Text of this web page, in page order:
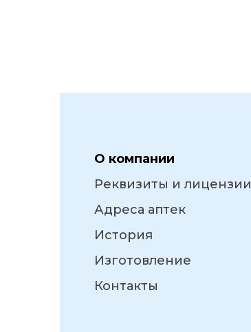
О компании
Реквизиты и лицензии
Адреса аптек
История
Изготовление
Контакты